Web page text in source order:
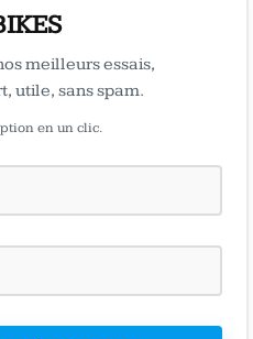
meilleurs essais,
utile, sans spam.
en un clic.